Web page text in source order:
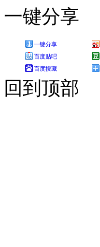
一键分享
一键分享
百度贴吧
百度搜藏
回到顶部